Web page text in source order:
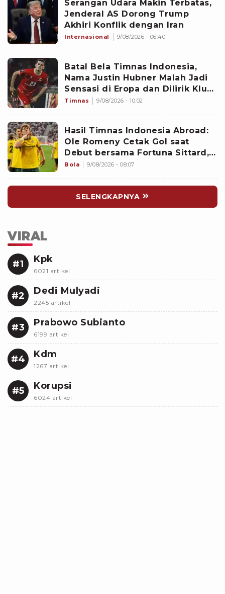
Serangan Udara Makin Terbatas,
Jenderal AS Dorong Trump
Akhiri Konflik dengan Iran
Internasional 9/08/2026 - 06:40
Batal Bela Timnas Indonesia,
Nama Justin Hubner Malah Jadi
Sensasi di Eropa dan Dilirik Klub
Kasta Teratas
Timnas 9/08/2026 - 10:02
Hasil Timnas Indonesia Abroad:
Ole Romeny Cetak Gol saat
Debut bersama Fortuna Sittard,
Justin Hubner Main Penuh
Bola 9/08/2026 - 08:07
SELENGKAPNYA
VIRAL
#1 Kpk
6021 artikel
#2 Dedi Mulyadi
2245 artikel
#3 Prabowo Subianto
6199 artikel
#4 Kdm
1267 artikel
#5 Korupsi
6024 artikel